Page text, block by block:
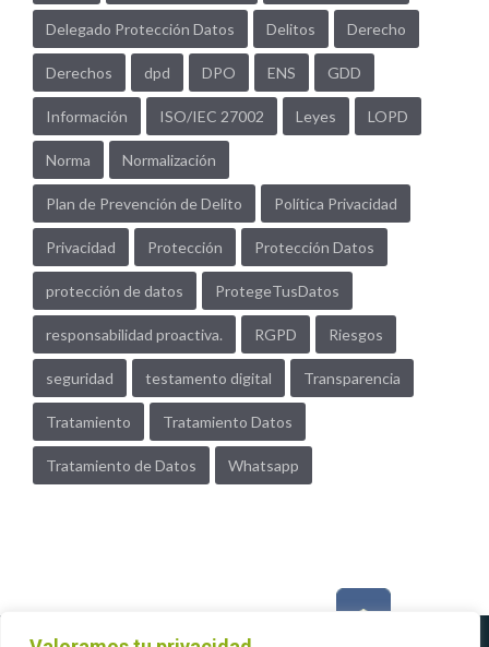
Delegado Protección Datos Delitos Derecho
Derechos dpd DPO ENS GDD
Información ISO/IEC 27002 Leyes LOPD
Norma Normalización
Plan de Prevención de Delito Política Privacidad
Privacidad Protección Protección Datos
protección de datos ProtegeTusDatos
responsabilidad proactiva. RGPD Riesgos
seguridad testamento digital Transparencia
Tratamiento Tratamiento Datos
Tratamiento de Datos Whatsapp